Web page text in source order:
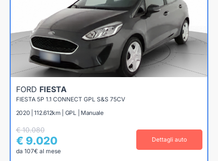
FORD FIESTA
FIESTA 5P 1.1 CONNECT GPL S&S 75CV
2020 | 112.612km | GPL | Manuale
€ 10.080
€ 9.020
da 107€ al mese
Dettagli auto